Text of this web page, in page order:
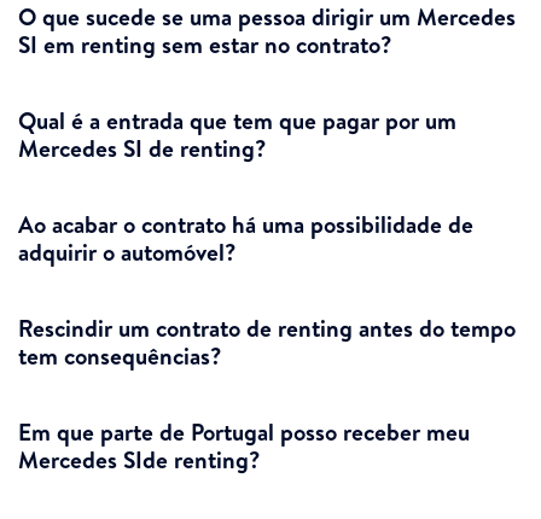
O que sucede se uma pessoa dirigir um Mercedes
SI em renting sem estar no contrato?
Qual é a entrada que tem que pagar por um
Mercedes SI de renting?
Ao acabar o contrato há uma possibilidade de
adquirir o automóvel?
Rescindir um contrato de renting antes do tempo
tem consequências?
Em que parte de Portugal posso receber meu
Mercedes SIde renting?